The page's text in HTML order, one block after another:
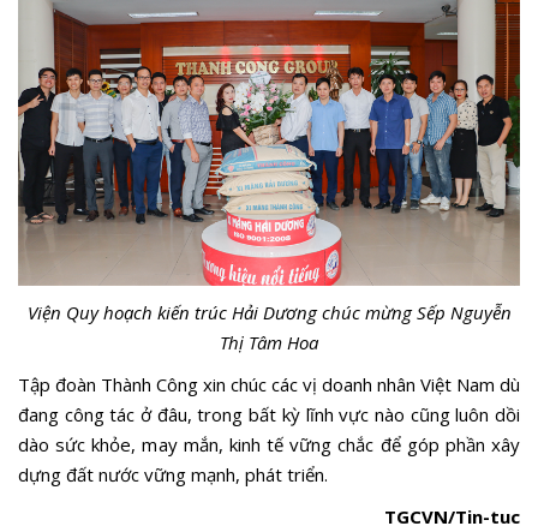
Viện Quy hoạch kiến trúc Hải Dương chúc mừng Sếp Nguyễn
Thị Tâm Hoa
Tập đoàn Thành Công xin chúc các vị doanh nhân Việt Nam dù
đang công tác ở đâu, trong bất kỳ lĩnh vực nào cũng luôn dồi
dào sức khỏe, may mắn, kinh tế vững chắc để góp phần xây
dựng đất nước vững mạnh, phát triển.
TGCVN/Tin-tuc